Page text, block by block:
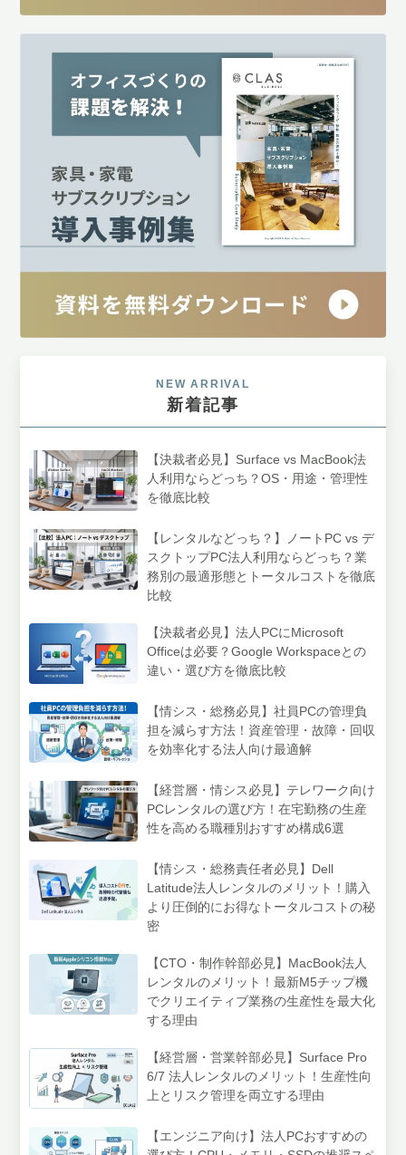
NEW ARRIVAL
新着記事
【決裁者必見】Surface vs MacBook法
人利用ならどっち？OS・用途・管理性
を徹底比較
【レンタルなどっち？】ノートPC vs デ
スクトップPC法人利用ならどっち？業
務別の最適形態とトータルコストを徹底
比較
【決裁者必見】法人PCにMicrosoft
Officeは必要？Google Workspaceとの
違い・選び方を徹底比較
【情シス・総務必見】社員PCの管理負
担を減らす方法！資産管理・故障・回収
を効率化する法人向け最適解
【経営層・情シス必見】テレワーク向け
PCレンタルの選び方！在宅勤務の生産
性を高める職種別おすすめ構成6選
【情シス・総務責任者必見】Dell
Latitude法人レンタルのメリット！購入
より圧倒的にお得なトータルコストの秘
密
【CTO・制作幹部必見】MacBook法人
レンタルのメリット！最新M5チップ機
でクリエイティブ業務の生産性を最大化
する理由
【経営層・営業幹部必見】Surface Pro
6/7 法人レンタルのメリット！生産性向
上とリスク管理を両立する理由
【エンジニア向け】法人PCおすすめの